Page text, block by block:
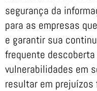
segurança da
para as empresas
e garantir sua
frequente
vulnerabilidades em
resultar em